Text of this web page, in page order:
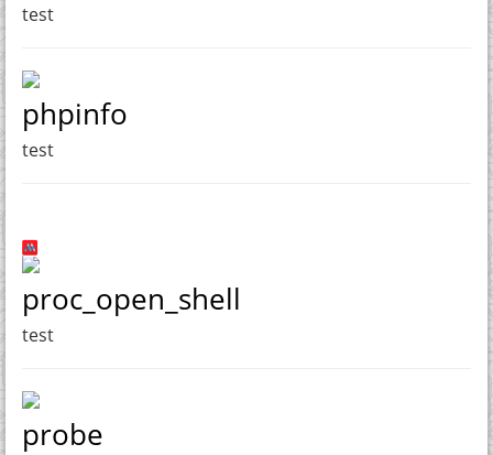
test
phpinfo
test
proc_open_shell
test
probe